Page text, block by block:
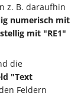
z. B. daraufhin
numerisch mit
mit "RE1"
die
"Text
Feldern